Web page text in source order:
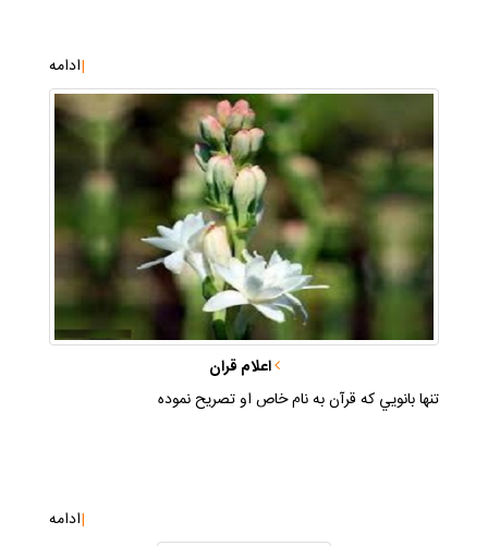
|ادامه
اعلام قران
تنها بانويي كه قرآن به نام خاص او تصريح نموده
|ادامه